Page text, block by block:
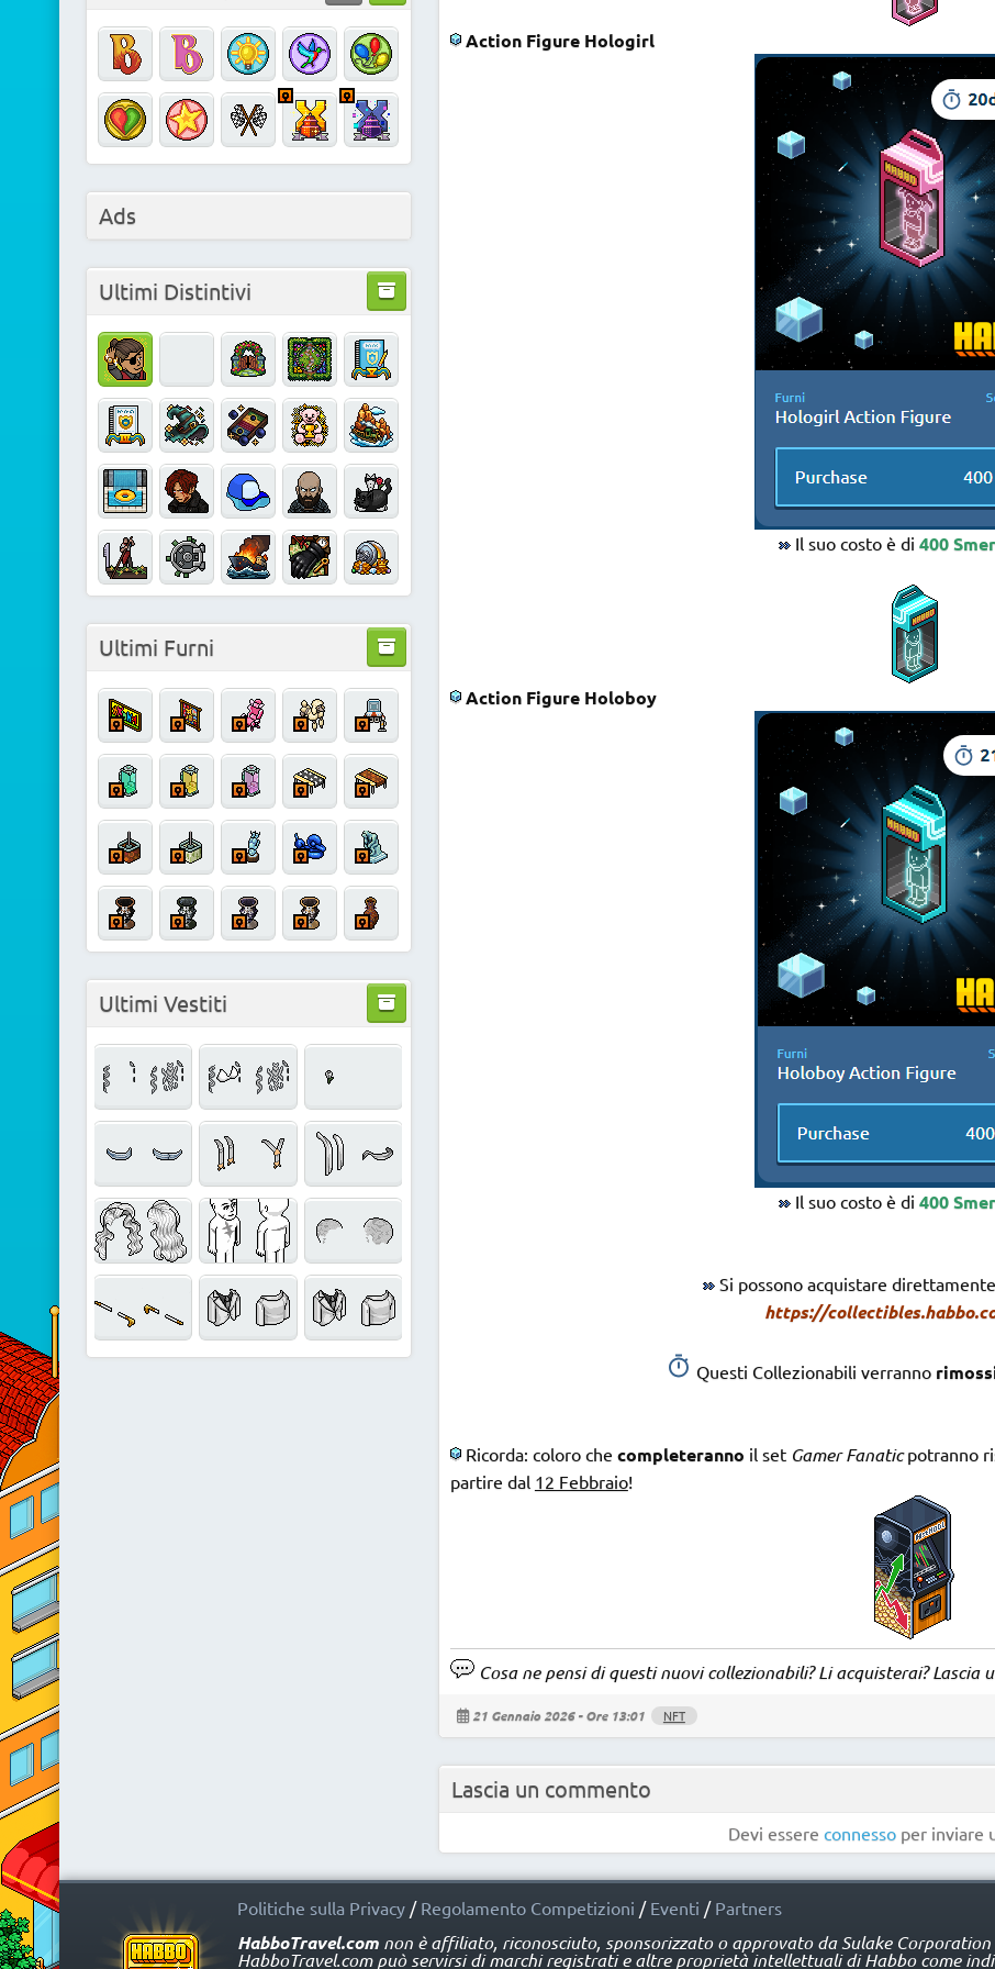
Action Figure Hologirl
Il suo costo è di400
Action Figure Holoboy
Il suo costo è di400
Si possono acquistare
https://
Questi Collezionabili verranno
Ricorda: coloro che completeranno il setGamer Fanaticpotranno
partire dal 12 Febbraio!
Cosa ne pensi di questi nuovi collezionabili? Li acquisterai? Lascia
21 Gennaio 2026 - Ore 13:01 NFT
Lascia un commento
Devi essere connessoper inviare
Ads
Ultimi Distintivi
Ultimi Furni
Ultimi Vestiti
Politiche sulla Privacy/ Regolamento Competizioni / Eventi / Partners
HabboTravel.comnon è affiliato, riconosciuto, sponsorizzato o approvato da Sulake
HabboTravel.com può servirsi di marchi registrati e altre proprietà intellettuali di Habbo come